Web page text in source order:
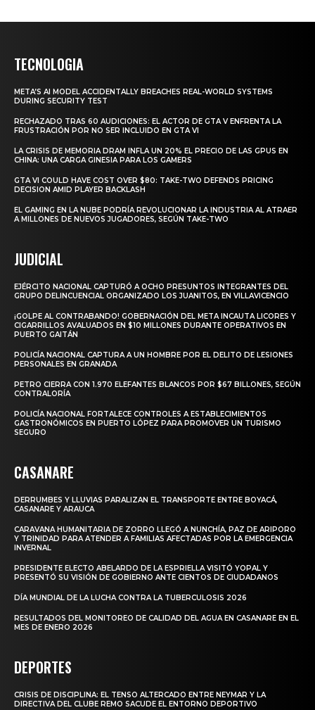
TECNOLOGIA
META’S AI MODEL ACCIDENTALLY BREACHES REAL-WORLD SYSTEMS
DURING SECURITY TEST
RECHAZADO TRAS 60 AUDICIONES: EL ACTOR DE GTA V ENFRENTA LA
FRUSTRACIÓN POR NO SER INCLUIDO EN GTA VI
LA CRISIS DE MEMORIA DRAM INFLA UN 20% EL PRECIO DE LAS GPUS EN
CHINA: UNA CARGA GINESIA PARA LOS GAMERS
GTA VI COULD HAVE COST OVER $80: TAKE-TWO DEFENDS PRICING
DECISION AMID PLAYER BACKLASH
EL GAMING EN LA NUBE PODRÍA REVOLUCIONAR LA INDUSTRIA AL ATRAER
A MILLONES DE NUEVOS JUGADORES, SEGÚN TAKE-TWO
JUDICIAL
EJÉRCITO NACIONAL CAPTURÓ A OCHO PRESUNTOS INTEGRANTES DEL
GRUPO DELINCUENCIAL ORGANIZADO LOS JUANITOS, EN VILLAVICENCIO
¡GOLPE AL CONTRABANDO! GOBERNACIÓN DEL META INCAUTA LICORES Y
CIGARRILLOS AVALUADOS EN $10 MILLONES DURANTE OPERATIVOS EN
PUERTO GAITÁN
POLICÍA NACIONAL CAPTURA A UN HOMBRE POR EL DELITO DE LESIONES
PERSONALES EN GRANADA
PETRO CIERRA CON 1.970 ELEFANTES BLANCOS POR $67 BILLONES, SEGÚN
CONTRALORÍA
POLICÍA NACIONAL FORTALECE CONTROLES A ESTABLECIMIENTOS
GASTRONÓMICOS EN PUERTO LÓPEZ PARA PROMOVER UN TURISMO
SEGURO
CASANARE
DERRUMBES Y LLUVIAS PARALIZAN EL TRANSPORTE ENTRE BOYACÁ,
CASANARE Y ARAUCA
CARAVANA HUMANITARIA DE ZORRO LLEGÓ A NUNCHÍA, PAZ DE ARIPORO
Y TRINIDAD PARA ATENDER A FAMILIAS AFECTADAS POR LA EMERGENCIA
INVERNAL
PRESIDENTE ELECTO ABELARDO DE LA ESPRIELLA VISITÓ YOPAL Y
PRESENTÓ SU VISIÓN DE GOBIERNO ANTE CIENTOS DE CIUDADANOS
DÍA MUNDIAL DE LA LUCHA CONTRA LA TUBERCULOSIS 2026
RESULTADOS DEL MONITOREO DE CALIDAD DEL AGUA EN CASANARE EN EL
MES DE ENERO 2026
DEPORTES
CRISIS DE DISCIPLINA: EL TENSO ALTERCADO ENTRE NEYMAR Y LA
DIRECTIVA DEL CLUBE REMO SACUDE EL ENTORNO DEPORTIVO